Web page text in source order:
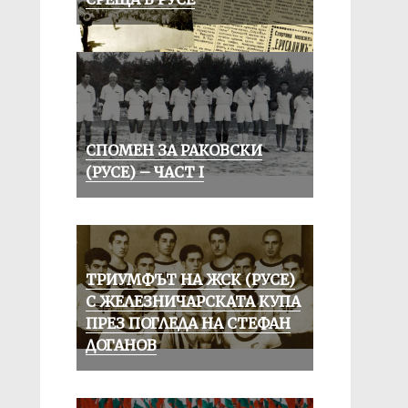
СПОМЕН ЗА РАКОВСКИ
(РУСЕ) – ЧАСТ I
ТРИУМФЪТ НА ЖСК (РУСЕ)
С ЖЕЛЕЗНИЧАРСКАТА КУПА
ПРЕЗ ПОГЛЕДА НА СТЕФАН
ДОГАНОВ